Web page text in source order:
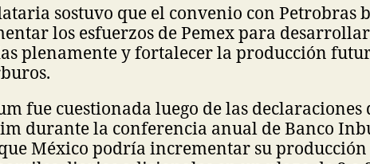
sostuvo que el convenio con Petrobras
los esfuerzos de Pemex para
plenamente y fortalecer la producción
fue cuestionada luego de las
durante la conferencia anual de Banco
México podría incrementar su